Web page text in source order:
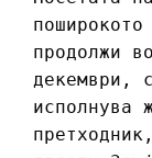
продолжи
декември,
исполнува